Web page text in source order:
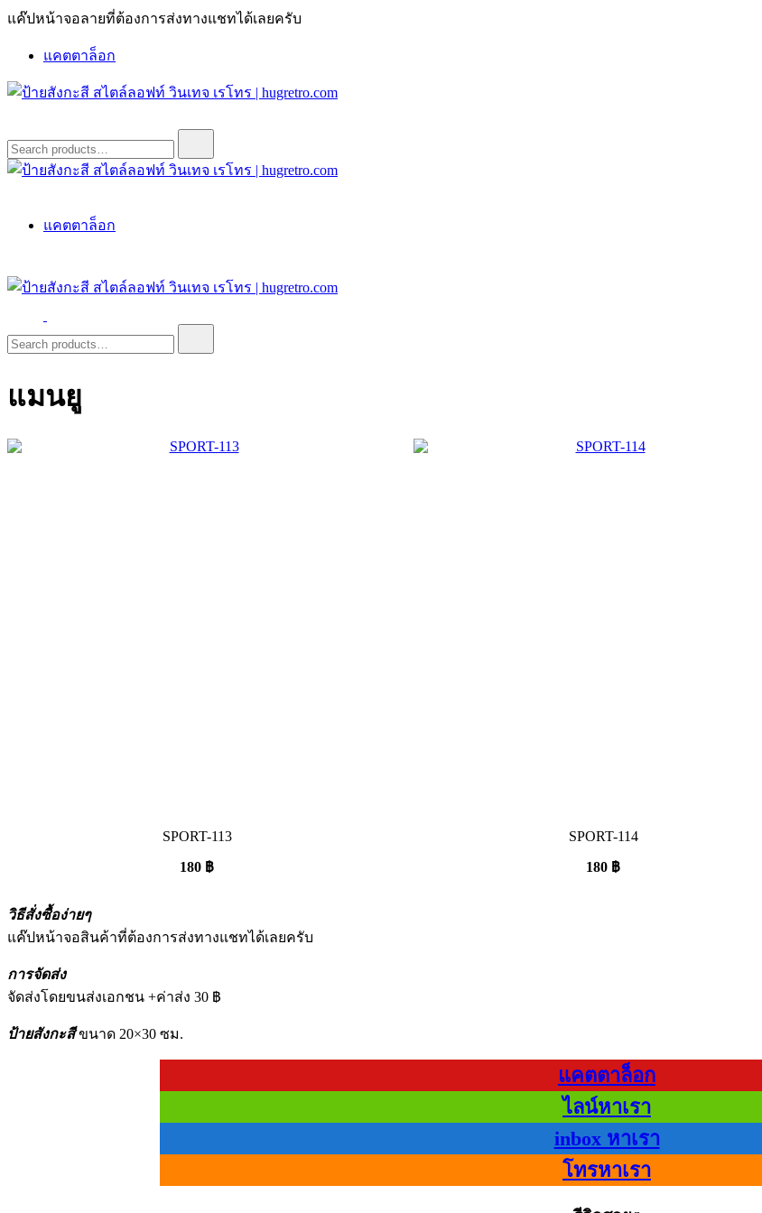
Skip
แค๊ปหน้าจอลายที่ต้องการส่งทางแชทได้เลยครับ
แคตตาล็อก
ป้ายสังกะสี สไตล์ลอฟท์ วินเทจ เรโทร | hugretro.com
ป้ายวินเทจ แต่งบ้าน ร้านกาแฟ ผับ โรงแรม ป้ายโค้ก เป็ปซี่เวสป้าฮาร์เล่ย์โฆษณาเก่าโบราณ มีราคาแบบสวยๆเพียบหรือสั่งทำ
for:
แคตตาล็อก
ป้ายสังกะสี สไตล์ลอฟท์ วินเทจ เรโทร | hugretro.com
ป้ายวินเทจ แต่งบ้าน ร้านกาแฟ ผับ โรงแรม ป้ายโค้ก เป็ปซี่เวสป้าฮาร์เล่ย์โฆษณาเก่าโบราณ มีราคาแบบสวยๆเพียบหรือสั่งทำ
for:
แมนยู
SPORT-113
180 ฿
SPORT-114
180 ฿
วิธีสั่งซื้อง่ายๆ
แค๊ปหน้าจอสินค้าที่ต้องการส่งทางแชทได้เลยครับ
การจัดส่ง
จัดส่งโดยขนส่งเอกชน +ค่าส่ง 30 ฿
ป้ายสังกะสีขนาด 20×30 ซม.
แคตตาล็อก
ไลน์หาเรา
inbox หาเรา
โทรหาเรา